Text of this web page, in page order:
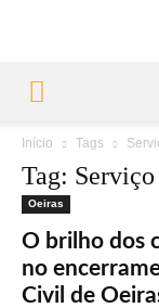
Início Tags
Tag:
Oeiras
O brilho dos
no
Civil de